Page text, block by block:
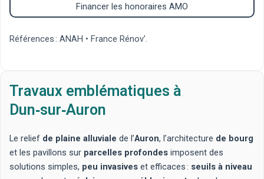
Financer les honoraires AMO
Références : ANAH • France Rénov’.
Travaux emblématiques à
Dun‑sur‑Auron
Le relief de plaine alluviale de l’Auron, l’architecture de bourg
et les pavillons sur parcelles profondesimposent des
solutions simples, peu invasiveset efficaces : seuils à niveau